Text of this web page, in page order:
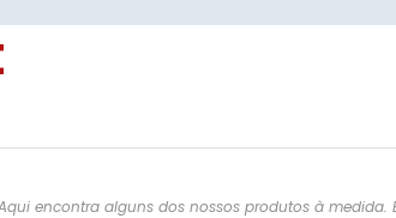
encontra alguns dos nossos produtos à